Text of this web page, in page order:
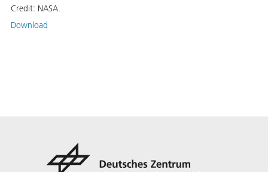
Credit: NASA.
Download